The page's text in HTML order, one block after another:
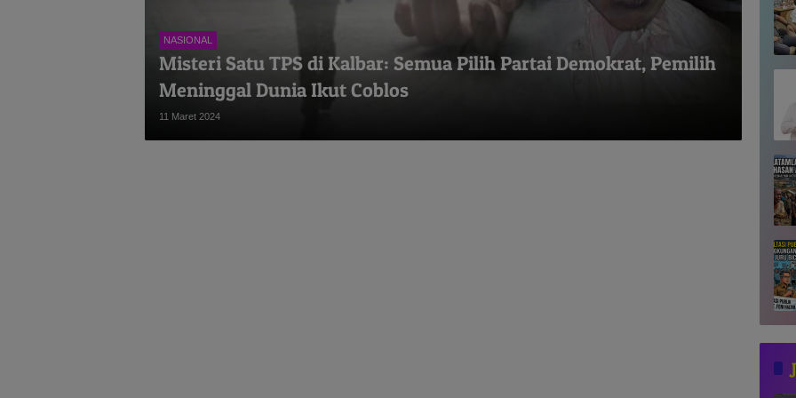
NASIONAL
Misteri Satu TPS di Kalbar: Semua Pilih Partai Demokrat, Pemilih
Meninggal Dunia Ikut Coblos
11 Maret 2024